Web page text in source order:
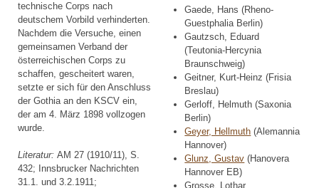
technische Corps nach
deutschem Vorbild verhinderten.
Nachdem die Versuche, einen
gemeinsamen Verband der
österreichischen Corps zu
schaffen, gescheitert waren,
setzte er sich für den Anschluss
der Gothia an den KSCV ein,
der am 4. März 1898 vollzogen
wurde.
Literatur: AM 27 (1910/11), S.
432; Innsbrucker Nachrichten
31.1. und 3.2.1911;
Gaede, Hans (Rheno-
Guestphalia Berlin)
Gautzsch, Eduard
(Teutonia-Hercynia
Braunschweig)
Geitner, Kurt-Heinz (Frisia
Breslau)
Gerloff, Helmuth (Saxonia
Berlin)
Geyer, Hellmuth (Alemannia
Hannover)
Glunz, Gustav (Hanovera
Hannover EB)
Grosse, Lothar